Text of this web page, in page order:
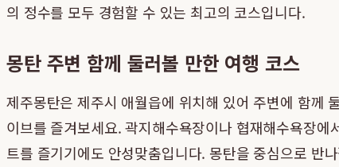
의 정수를 모두 경험할 수 있는 최고의 코스입니다.
몽탄 주변 함께 둘러볼 만한 여행 코스
제주몽탄은 제주시 애월읍에 위치해 있어 주변에 함께
이브를 즐겨보세요. 곽지해수욕장이나 협재해수욕장
트를 즐기기에도 안성맞춤입니다. 몽탄을 중심으로 반